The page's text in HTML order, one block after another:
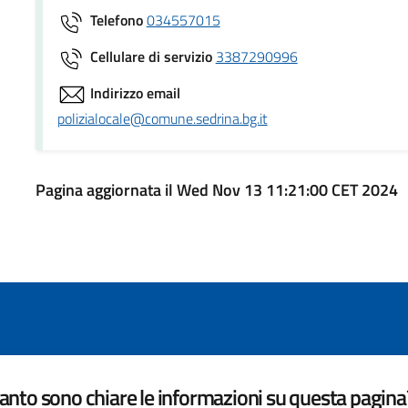
Telefono034557015
Cellulare di servizio 3387290996
Indirizzo email
polizialocale@comune.sedrina.bg.it
Pagina aggiornata il Wed Nov 13 11:21:00 CET 2024
sono chiare le informazioni su questa